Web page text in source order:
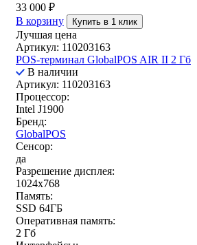
33 000 ₽
В корзину
Купить в 1 клик
Лучшая цена
Артикул: 110203163
POS-терминал GlobalPOS AIR II 2 Гб
В наличии
Артикул: 110203163
Процессор:
Intel J1900
Бренд:
GlobalPOS
Сенсор:
да
Разрешение дисплея:
1024x768
Память:
SSD 64ГБ
Оперативная память:
2 Гб